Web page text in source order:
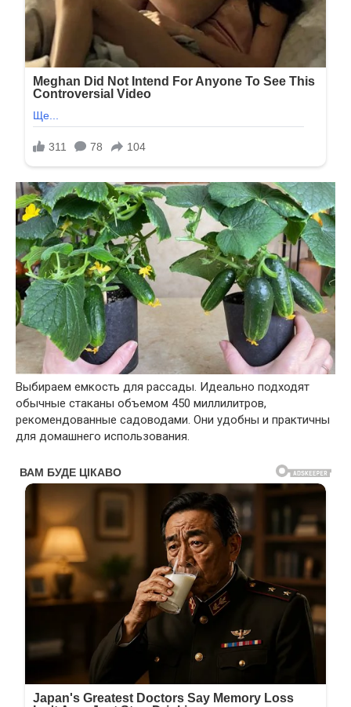
Выбираем емкость для рассады. Идеально подходят
обычные стаканы объемом 450 миллилитров,
рекомендованные садоводами. Они удобны и практичны
для домашнего использования.